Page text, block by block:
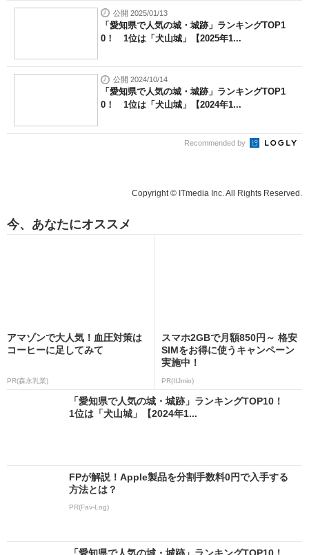
公開 2025/01/13
「愛知県で人気の城・城跡」ランキングTOP1
0！ 1位は「犬山城」【2025年1...
公開 2024/10/14
「愛知県で人気の城・城跡」ランキングTOP1
0！ 1位は「犬山城」【2024年1...
Recommended by
Copyright © ITmedia Inc. All Rights Reserved.
今、あなたにオススメ
アマゾンで大人気！血圧対策は
コーヒーに足してみて
PR(森永乳業)
スマホ2GBで月額850円～ 格安
SIMをお得に使うキャンペーン
実施中！
PR(IIJmio)
「愛知県で人気の城・城跡」ランキングTOP10！
1位は「犬山城」【2024年1...
FPが解説！Apple製品を分割手数料0円で入手する
方法とは？
PR(Fav-Log)